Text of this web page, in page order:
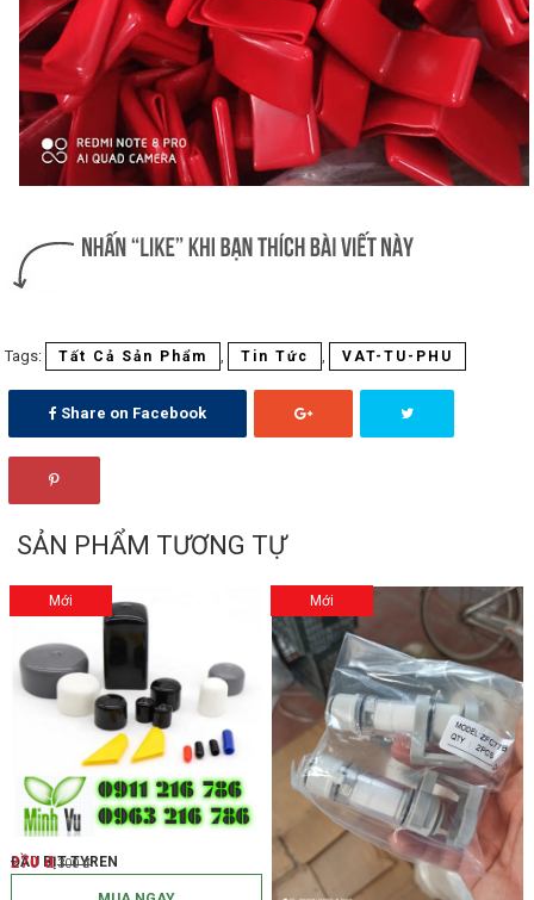
Tất Cả Sản Phẩm , Tin Tức , VAT-TU-PHU
Share on Facebook
SẢN PHẨM TƯƠNG TỰ
Mới
ĐẦU BỊT TYREN
270 đ 300 đ
Mới